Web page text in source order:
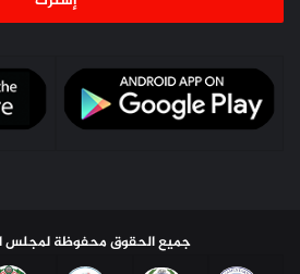
جميع الحقوق محفوظة لمجلس